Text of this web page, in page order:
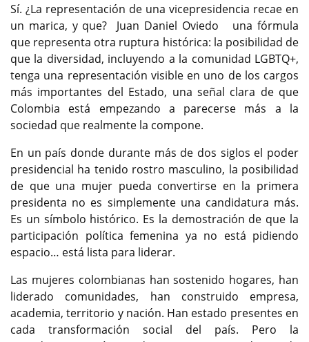
Sí. ¿La representación de una vicepresidencia recae en
un marica, y que? Juan Daniel Oviedo una fórmula
que representa otra ruptura histórica: la posibilidad de
que la diversidad, incluyendo a la comunidad LGBTQ+,
tenga una representación visible en uno de los cargos
más importantes del Estado, una señal clara de que
Colombia está empezando a parecerse más a la
sociedad que realmente la compone.
En un país donde durante más de dos siglos el poder
presidencial ha tenido rostro masculino, la posibilidad
de que una mujer pueda convertirse en la primera
presidenta no es simplemente una candidatura más.
Es un símbolo histórico. Es la demostración de que la
participación política femenina ya no está pidiendo
espacio… está lista para liderar.
Las mujeres colombianas han sostenido hogares, han
liderado comunidades, han construido empresa,
academia, territorio y nación. Han estado presentes en
cada transformación social del país. Pero la